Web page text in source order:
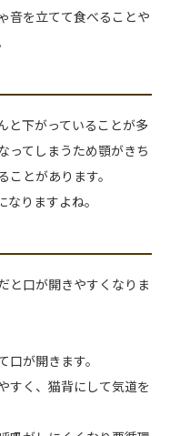
音を立てて食べることや
と下がっていることが多
ってしまうため顎がきち
とがあります。
りますよね。
と口が開きやすくなりま
が開きます。
すく、猫背にして気道を